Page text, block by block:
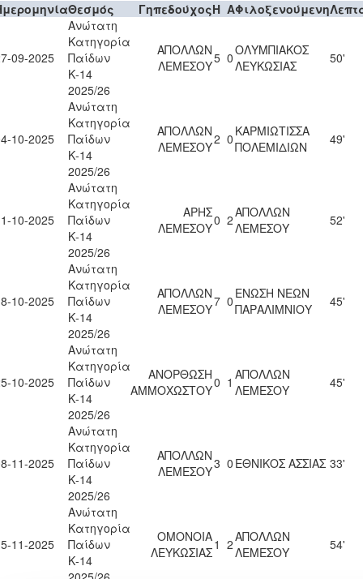
Θεσμός ΓηπεδούχοςH AΦιλοξενούμενη
09-2025
Ανώτατη
Κατηγορία
Παίδων
Κ-14
2025/26
ΑΠΟΛΛΩΝ
ΛΕΜΕΣΟΥ5 0ΟΛΥΜΠΙΑΚΟΣ
ΛΕΥΚΩΣΙΑΣ
50'
10-2025
Ανώτατη
Κατηγορία
Παίδων
Κ-14
2025/26
ΑΠΟΛΛΩΝ
ΛΕΜΕΣΟΥ2 0 ΚΑΡΜΙΩΤΙΣΣΑ
ΠΟΛΕΜΙΔΙΩΝ
49'
10-2025
Ανώτατη
Κατηγορία
Παίδων
Κ-14
2025/26
ΑΡΗΣ
ΛΕΜΕΣΟΥ0 2ΑΠΟΛΛΩΝ
ΛΕΜΕΣΟΥ
52'
10-2025
Ανώτατη
Κατηγορία
Παίδων
Κ-14
2025/26
ΑΠΟΛΛΩΝ
ΛΕΜΕΣΟΥ7 0 ΕΝΩΣΗ ΝΕΩΝ
ΠΑΡΑΛΙΜΝΙΟΥ
45'
10-2025
Ανώτατη
Κατηγορία
Παίδων
Κ-14
2025/26
ΑΝΟΡΘΩΣΗ
ΑΜΜΟΧΩΣΤΟΥ0 1 ΑΠΟΛΛΩΝ
ΛΕΜΕΣΟΥ
45'
11-2025
Ανώτατη
Κατηγορία
Παίδων
Κ-14
2025/26
ΑΠΟΛΛΩΝ
ΛΕΜΕΣΟΥ3 0 ΕΘΝΙΚΟΣ ΑΣΣΙΑΣ 33'
11-2025
Ανώτατη
Κατηγορία
Παίδων
Κ-14
ΟΜΟΝΟΙΑ
ΛΕΥΚΩΣΙΑΣ1 2ΑΠΟΛΛΩΝ
ΛΕΜΕΣΟΥ
54'